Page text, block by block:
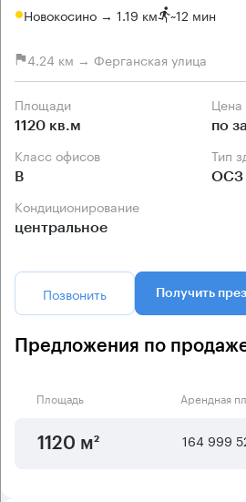
Новокосино → 1.19 км ~12 мин
4.24 км → Ферганская улица
Площади
1120 кв.м по
Класс офисов
B
Тип
ОСЗ
Кондиционирование
центральное
Позвонить Получить
Предложения по
Площадь Арендная
1120 м² 164 999